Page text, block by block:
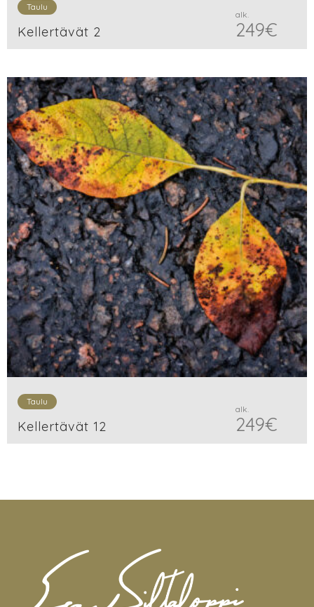
Taulu
Kellertävät 2
alk.
249€
Taulu
Kellertävät 12
alk.
249€